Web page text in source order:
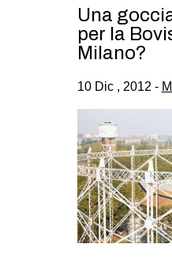
MEDIO
Una
per la
Milano?
10 Dic , 2012 -